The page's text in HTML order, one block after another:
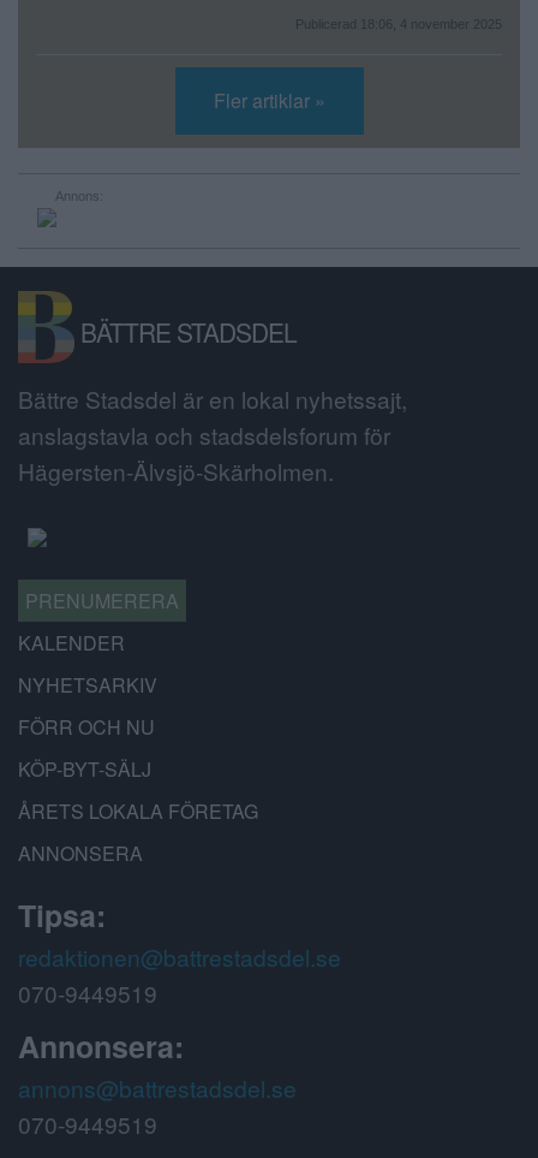
Publicerad 18:06, 4 november 2025
Fler artiklar »
Annons:
BÄTTRE STADSDEL
Bättre Stadsdel är en lokal nyhetssajt,
anslagstavla och stadsdelsforum för
Hägersten-Älvsjö-Skärholmen.
PRENUMERERA
KALENDER
NYHETSARKIV
FÖRR OCH NU
KÖP-BYT-SÄLJ
ÅRETS LOKALA FÖRETAG
ANNONSERA
Tipsa:
redaktionen@battrestadsdel.se
070-9449519
Annonsera:
annons@battrestadsdel.se
070-9449519